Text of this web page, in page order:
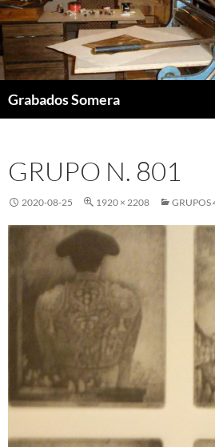
Saltar
al
contenido
Grabados Somera
GRUPO N. 801
2020-08-25 1920 × 2208 GRUPOS